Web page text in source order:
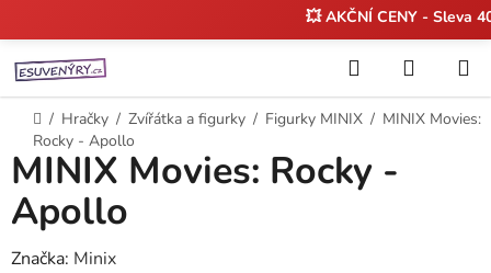
na
obsah
💥 AKČNÍ CENY - Sleva
Hledat
KOŠÍK
Domů
/ Hračky / Zvířátka a figurky / Figurky MINIX / MINIX Movies:
Rocky - Apollo
MINIX Movies: Rocky -
Apollo
Značka: Minix